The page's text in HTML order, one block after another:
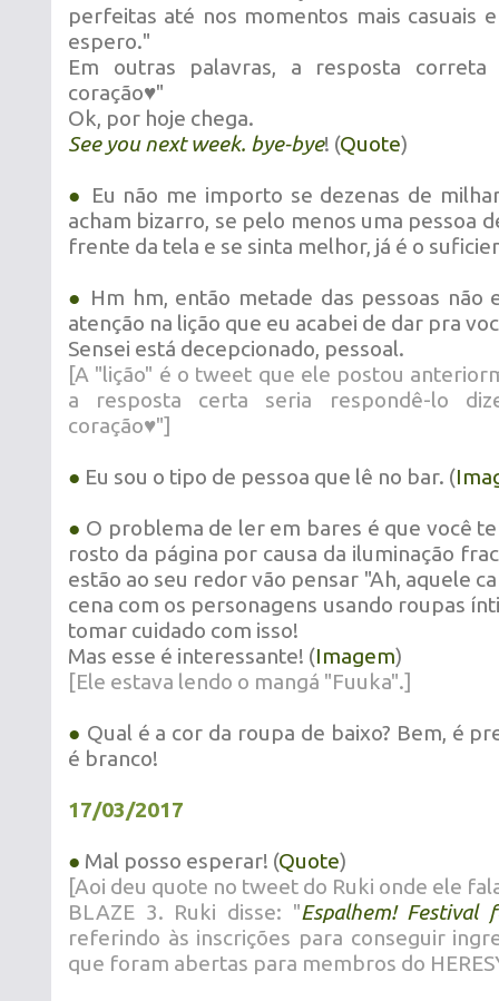
perfeitas até nos momentos mais casuais
espero."
Em outras palavras, a resposta correta
coração♥"
Ok, por hoje chega.
See you next week. bye-bye! (Quote)
● Eu não me importo se dezenas de
acham bizarro, se pelo menos uma pessoa
frente da tela e se sinta melhor, já é o
● Hm hm, então metade das pessoas não
atenção na lição que eu acabei de dar pra
Sensei está decepcionado, pessoal.
[A "lição" é o tweet que ele postou
a resposta certa seria respondê-lo
coração♥"]
● Eu sou o tipo de pessoa que lê no bar. (
● O problema de ler em bares é que você
rosto da página por causa da iluminação
estão ao seu redor vão pensar "Ah, aquele
cena com os personagens usando roupas
tomar cuidado com isso!
Mas esse é interessante! (Imagem)
[Ele estava lendo o mangá "Fuuka".]
● Qual é a cor da roupa de baixo? Bem, é
é branco!
17/03/2017
● Mal posso esperar! (Quote)
[Aoi deu quote no tweet do Ruki onde ele
BLAZE 3. Ruki disse: "Espalhem! Festival
referindo às inscrições para conseguir
que foram abertas para membros do